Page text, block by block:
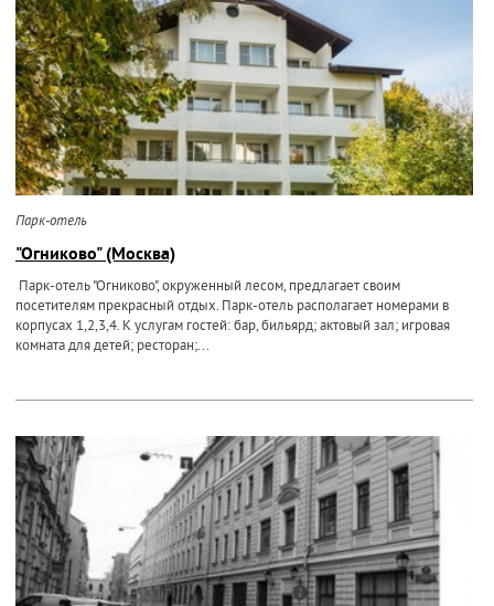
Парк-отель
"Огниково" (Москва)
Парк-отель "Огниково", окруженный лесом, предлагает своим
посетителям прекрасный отдых. Парк-отель располагает номерами в
корпусах 1,2,3,4. К услугам гостей: бар, бильярд; актовый зал; игровая
комната для детей; ресторан;...